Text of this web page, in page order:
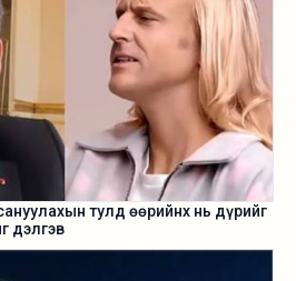
тулд өөрийнх нь дүрийг
дэлгэв